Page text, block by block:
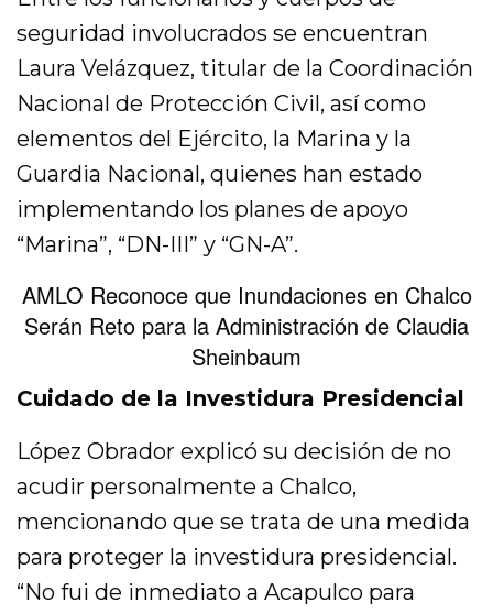
seguridad involucrados se encuentran
Laura Velázquez, titular de la Coordinación
Nacional de Protección Civil, así como
elementos del Ejército, la Marina y la
Guardia Nacional, quienes han estado
implementando los planes de apoyo
“Marina”, “DN-III” y “GN-A”.
AMLO Reconoce que Inundaciones en Chalco
Serán Reto para la Administración de Claudia
Sheinbaum
Cuidado de la Investidura Presidencial
López Obrador explicó su decisión de no
acudir personalmente a Chalco,
mencionando que se trata de una medida
para proteger la investidura presidencial.
“No fui de inmediato a Acapulco para